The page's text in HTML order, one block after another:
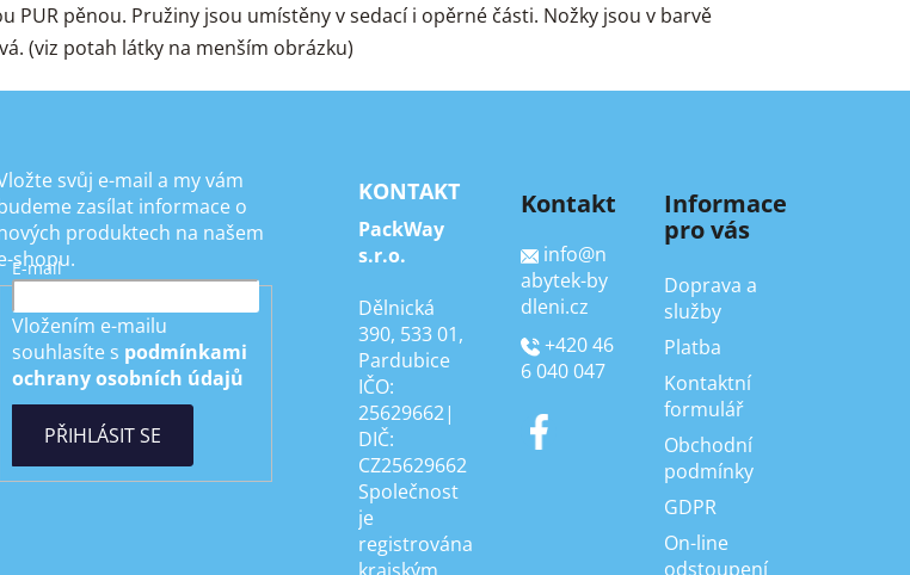
pěnou. Pružiny jsou umístěny v sedací i opěrné části. Nožky jsou v barvě
(viz potah látky na menším obrázku)
svůj e-mail a my vám
zasílat informace o
produktech na našem
shopu.
E-mail
Vložením e-mailu
souhlasíte s podmínkami
ochrany osobních údajů
PŘIHLÁSIT SE
KONTAKT
PackWay
s.r.o.
Dělnická
390, 533 01,
Pardubice
IČO:
25629662|
DIČ:
CZ25629662
Společnost
je
registrována
Kontakt
info@n
abytek-by
dleni.cz
+420 46
6 040 047
Informace
pro vás
Doprava a
služby
Platba
Kontaktní
formulář
Obchodní
podmínky
GDPR
On-line
odstoupení